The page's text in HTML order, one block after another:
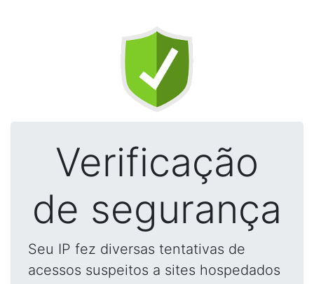
Verificação
de segurança
Seu IP fez diversas tentativas de
acessos suspeitos a sites hospedados